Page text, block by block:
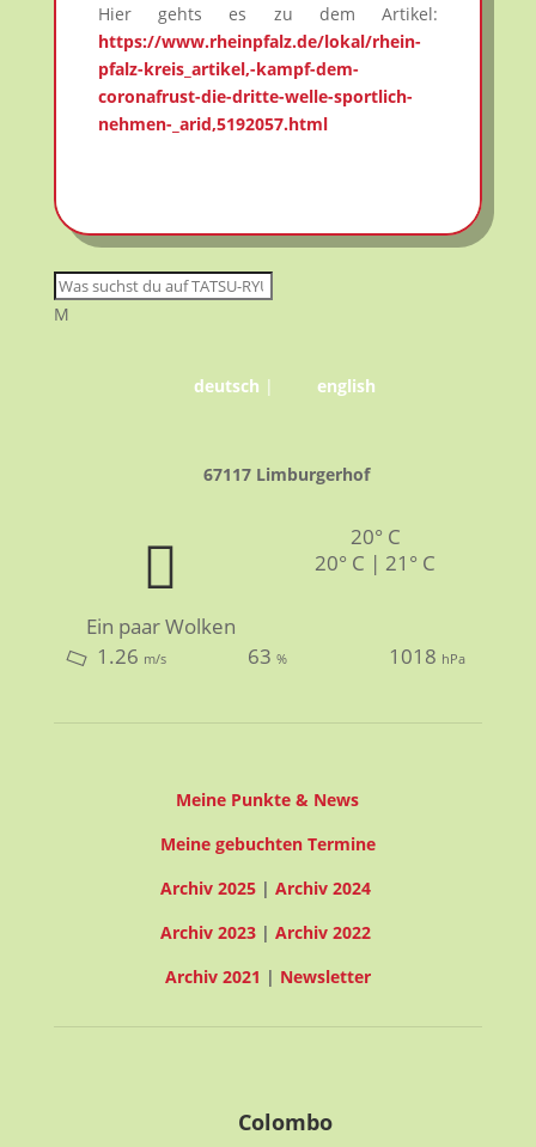
Hier gehts es zu dem Artikel:
https://www.rheinpfalz.de/lokal/rhein-
pfalz-kreis_artikel,-kampf-dem-
coronafrust-die-dritte-welle-sportlich-
nehmen-_arid,5192057.html
M
deutsch | english
67117 Limburgerhof
Ein paar Wolken
20° C
20° C | 21° C
1.26 m/s 63% 1018 hPa
Meine Punkte & News
Meine gebuchten Termine
Archiv 2025| Archiv 2024
Archiv 2023| Archiv 2022
Archiv 2021 | Newsletter
Colombo